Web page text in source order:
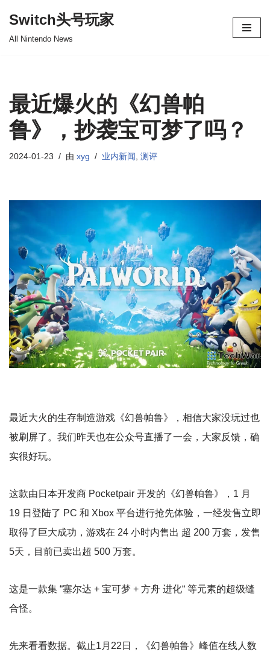
Switch头号玩家
All Nintendo News
最近爆火的《幻兽帕
鲁》，抄袭宝可梦了吗？
2024-01-23 由 xyg 业内新闻 测评
最近大火的生存制造游戏《幻兽帕鲁》，相信大家没玩过也
被刷屏了。我们昨天也在公众号直播了一会，大家反馈，确
实很好玩。
这款由日本开发商 Pocketpair 开发的《幻兽帕鲁》，1 月
19 日登陆了 PC 和 Xbox 平台进行抢先体验，一经发售立即
取得了巨大成功，游戏在 24 小时内售出 超 200 万套，发售
5天，目前已卖出超 500 万套。
这是一款集 “塞尔达 + 宝可梦 + 方舟 进化“ 等元素的超级缝
合怪。
先来看看数据。截止1月22日，《幻兽帕鲁》峰值在线人数